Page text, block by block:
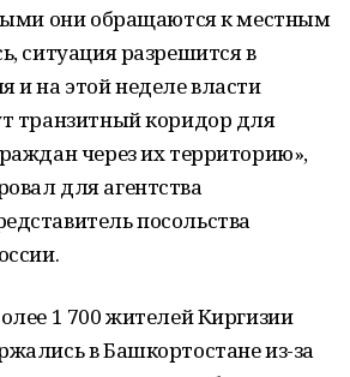
они обращаются к местным
ситуация разрешится в
и на этой неделе власти
транзитный коридор для
через их территорию»,
для агентства
посольства
1 700 жителей Киргизии
в Башкортостане из-за